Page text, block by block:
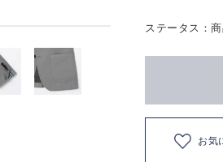
ステータス：
お気